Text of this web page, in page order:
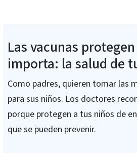
Las vacunas
importa: la salud de
Como padres, quieren tomar las
para sus niños. Los doctores
porque protegen a tus niños de
que se pueden prevenir.